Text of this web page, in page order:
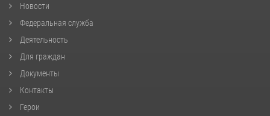
Новости
Федеральная служба
Деятельность
Для граждан
Документы
Контакты
Герои